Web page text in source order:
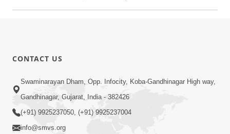
CONTACT US
Swaminarayan Dham, Opp. Infocity, Koba-Gandhinagar High way,
Gandhinagar, Gujarat, India - 382426
(+91) 9925237050, (+91) 9925237004
info@smvs.org